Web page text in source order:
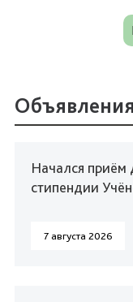
Объявления
Начался приём
стипендии
7 августа 2026